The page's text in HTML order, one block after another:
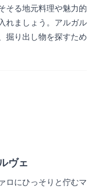
そる地元料理や魅力的
れましょう。アルガル
掘り出し物を探すため
ヴェ
ロにひっそりと佇むマ